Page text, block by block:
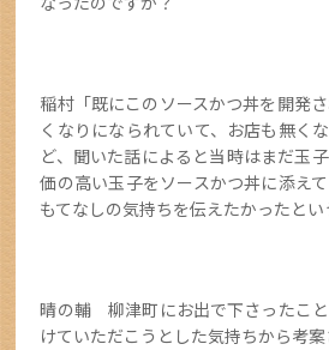
稲村「既にこのソースかつ丼を開発
くなりになられていて、お店も無く
ど、聞いた話によると当時はまだ玉
価の高い玉子をソースかつ丼に添え
もてなしの気持ちを伝えたかったとい
晴の輔 柳津町にお出で下さったこ
けていただこうとした気持ちから考案